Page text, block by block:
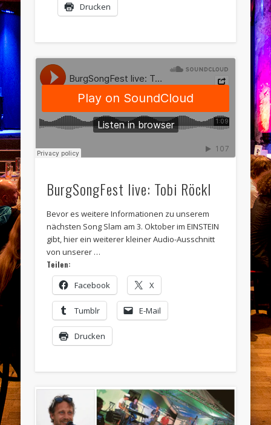
Drucken
BurgSongFest live: Tobi Röckl
Bevor es weitere Informationen zu unserem
nächsten Song Slam am 3. Oktober im EINSTEIN
gibt, hier ein weiterer kleiner Audio-Ausschnitt
von unserer …
Teilen:
Facebook X
Tumblr E-Mail
Drucken